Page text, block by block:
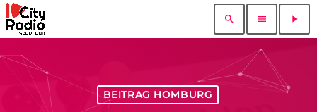
search menu play_arrow
BEITRAG HOMBURG